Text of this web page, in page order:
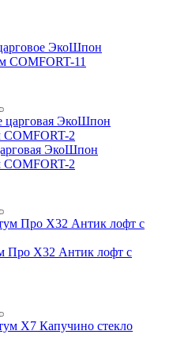
ЭкоШпон
COMFORT-11
ЭкоШпон
COMFORT-2
Про Х32 Антик лофт с